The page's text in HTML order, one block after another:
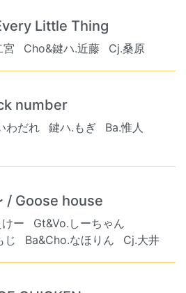
Little Thing
宮 Cho&鍵ハ.近藤 Cj.桑原
number
わだれ 鍵ハ.もぎ
Ba.惟人
/ Goose house
ー
Gt&Vo.しーちゃん
じ Ba&Cho.なほりん Cj.大井